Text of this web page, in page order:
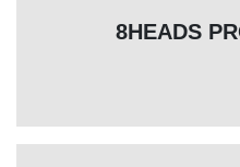
8HEADS